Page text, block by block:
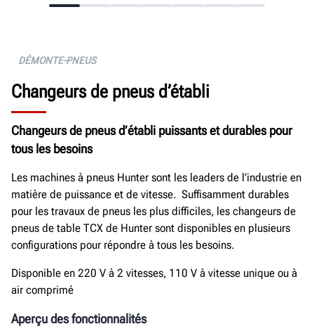
DÉMONTE-PNEUS
Changeurs de pneus d’établi
Changeurs de pneus d’établi puissants et durables pour
tous les besoins
Les machines à pneus Hunter sont les leaders de l’industrie en
matière de puissance et de vitesse. Suffisamment durables
pour les travaux de pneus les plus difficiles, les changeurs de
pneus de table TCX de Hunter sont disponibles en plusieurs
configurations pour répondre à tous les besoins.
Disponible en 220 V à 2 vitesses, 110 V à vitesse unique ou à
air comprimé
Aperçu des fonctionnalités